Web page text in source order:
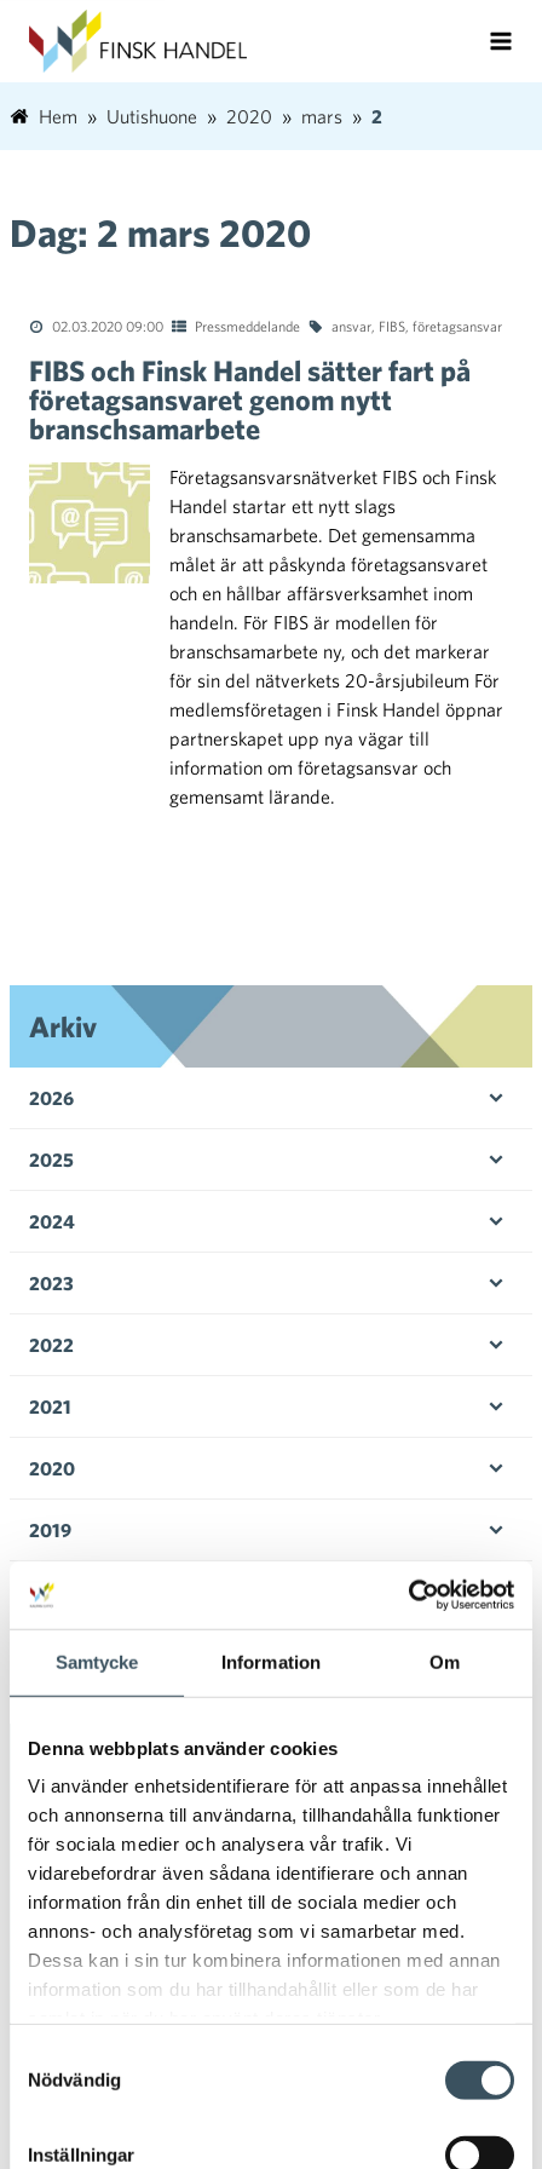
Samtycke Information Om
Denna webbplats använder cookies
Vi använder enhetsidentifierare för att anpassa innehållet
och annonserna till användarna, tillhandahålla funktioner
för sociala medier och analysera vår trafik. Vi
vidarebefordrar även sådana identifierare och annan
information från din enhet till de sociala medier och
annons- och analysföretag som vi samarbetar med.
Dessa kan i sin tur kombinera informationen med annan
information som du har tillhandahållit eller som de har
Nödvändig
Inställningar
Hem Uutishuone 2020 mars 2
Dag: 2 mars 2020
02.03.2020 09:00 Pressmeddelande ansvar, FIBS, företagsansvar
FIBS och Finsk Handel sätter fart på
företagsansvaret genom nytt
branschsamarbete
Företagsansvarsnätverket FIBS och Finsk
Handel startar ett nytt slags
branschsamarbete. Det gemensamma
målet är att påskynda företagsansvaret
och en hållbar affärsverksamhet inom
handeln. För FIBS är modellen för
branschsamarbete ny, och det markerar
för sin del nätverkets 20-årsjubileum För
medlemsföretagen i Finsk Handel öppnar
partnerskapet upp nya vägar till
information om företagsansvar och
gemensamt lärande.
Arkiv
2026
2025
2024
2023
2022
2021
2020
2019
2018
2017
Avainsanat
Arbetsavtal arbetsavtalsblankett
Arbetsintyg arbetsliv beskattningen
butiksäkerhet circulär ekonomi coronavirus
digitala inköp digitala köp
direkt stöd